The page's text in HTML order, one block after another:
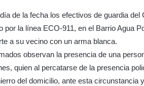
de la fecha los efectivos de guardia
por la línea ECO-911, en el Barrio Agua
a su vecino con un arma blanca.
observan la presencia de una
quien al percatarse de la presencia
del domicilio, ante esta circunstancia